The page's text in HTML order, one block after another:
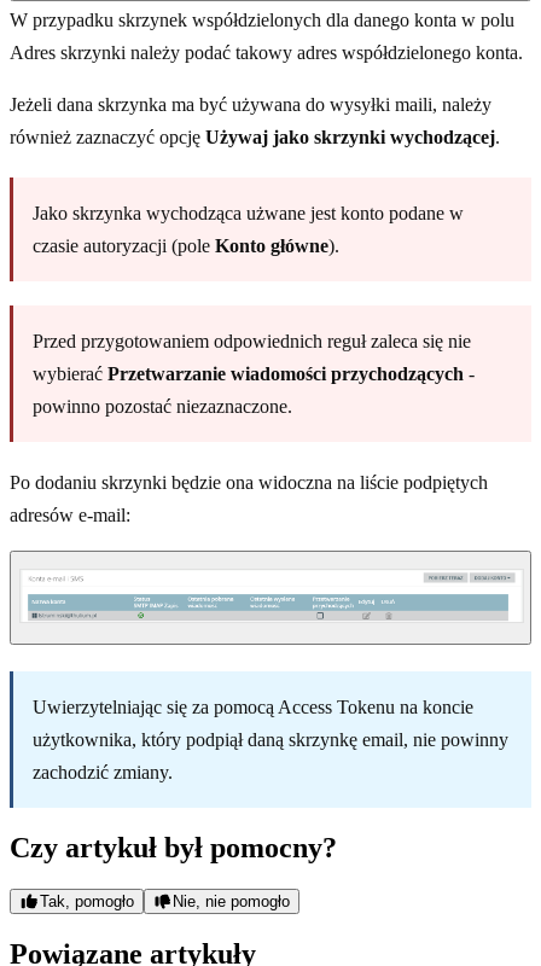
W przypadku skrzynek współdzielonych dla danego konta w polu
Adres skrzynki należy podać takowy adres współdzielonego konta.
Jeżeli dana skrzynka ma być używana do wysyłki maili, należy
również zaznaczyć opcję Używaj jako skrzynki wychodzącej.
Jako skrzynka wychodząca użwane jest konto podane w
czasie autoryzacji (pole Konto główne).
Przed przygotowaniem odpowiednich reguł zaleca się nie
wybierać Przetwarzanie wiadomości przychodzących -
powinno pozostać niezaznaczone.
Po dodaniu skrzynki będzie ona widoczna na liście podpiętych
adresów e-mail:
Uwierzytelniając się za pomocą Access Tokenu na koncie
użytkownika, który podpiął daną skrzynkę email, nie powinny
zachodzić zmiany.
Czy artykuł był pomocny?
Tak, pomogło Nie, nie pomogło
Powiązane artykuły